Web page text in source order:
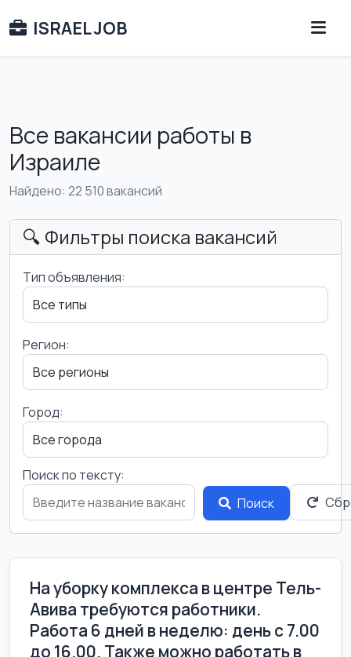
ISRAEL JOB
Все вакансии работы в
Израиле
Найдено: 22 510 вакансий
🔍 Фильтры поиска вакансий
Тип объявления:
Регион:
Город:
Поиск по тексту:
Поиск
На уборку комплекса в центре Тель-
Авива требуются работники.
Работа 6 дней в неделю: день с 7.00
до 16.00. Также можно работать в